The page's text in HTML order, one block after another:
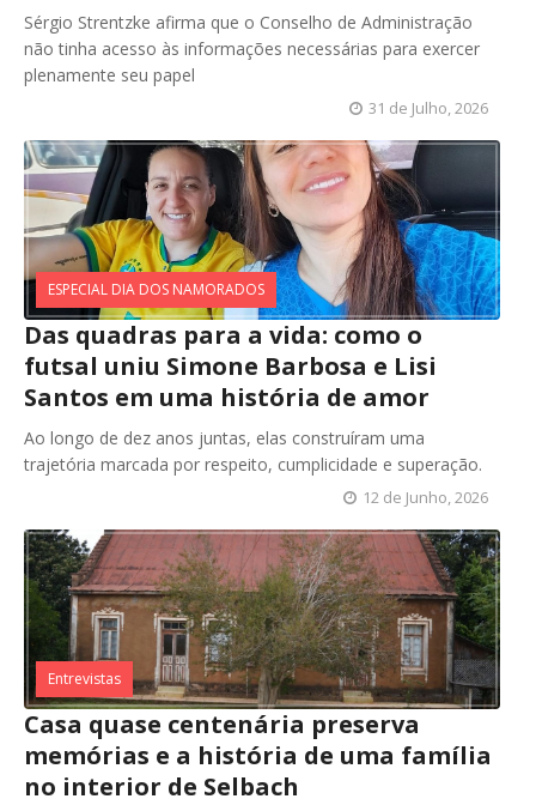
Sérgio Strentzke afirma que o Conselho de Administração
não tinha acesso às informações necessárias para exercer
plenamente seu papel
31 de Julho, 2026
ESPECIAL DIA DOS NAMORADOS
Das quadras para a vida: como o
futsal uniu Simone Barbosa e Lisi
Santos em uma história de amor
Ao longo de dez anos juntas, elas construíram uma
trajetória marcada por respeito, cumplicidade e superação.
12 de Junho, 2026
Entrevistas
Casa quase centenária preserva
memórias e a história de uma família
no interior de Selbach